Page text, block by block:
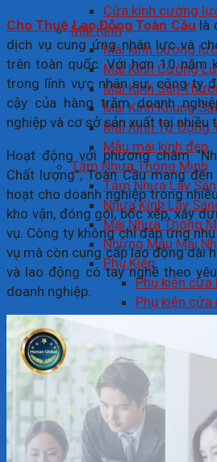
Cửa kính cường
Mái Kính
Mái kính cường lực
Mái Kính Cường
Mái Kính Sân
Mái Kính Khung
Mái Kính Tự Động
Mẫu mái kính đẹp
Tấm Nhựa Thông Minh
Tấm Nhựa Lấy
Nhựa Kính Lấy
Mái Nhựa Thông
Những Mẫu Mái
Phụ Kiện
Phụ kiện cửa
Phụ kiện cửa
Báo giá
Tư vấn
Liên hệ
Tin tức
Tìm
Cho Thuê Lao Động Toàn Cầu là
dịch vụ cung ứng nhân lực và
trên toàn quốc. Với hơn 10 năm
trong lĩnh vực nhân sự, công ty
cậy của hàng trăm doanh
nghiệp và cơ sở sản xuất tại nhiều
Hoạt động với phương châm
Chất lượng”, Toàn Cầu mang
hoạt cho doanh nghiệp trong
kho vận, đóng gói, bốc xếp, xây
vụ. Công ty không chỉ đáp ứng
vụ mà còn cung cấp lao động dài
và lao động có tay nghề theo
doanh nghiệp.